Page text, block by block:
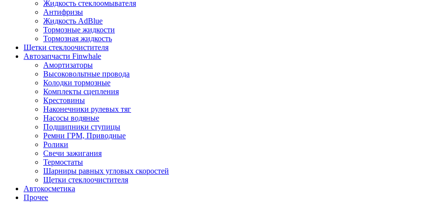
Жидкость стеклоомывателя
Антифризы
Жидкость AdBlue
Тормозные жидкости
Тормозная жидкость
Щетки стеклоочистителя
Автозапчасти Finwhale
Амортизаторы
Высоковольтные провода
Колодки тормозные
Комплекты сцепления
Крестовины
Наконечники рулевых тяг
Насосы водяные
Подшипники ступицы
Ремни ГРМ, Приводные
Ролики
Свечи зажигания
Термостаты
Шарниры равных угловых скоростей
Щетки стеклоочистителя
Автокосметика
Прочее